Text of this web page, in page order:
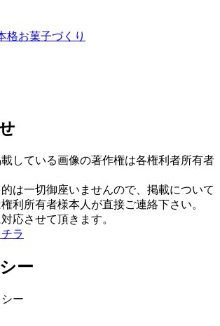
格お菓子づくり
している画像の著作権は各権利者所有者
は一切御座いませんので、掲載について
利所有者様本人が直接ご連絡下さい。
応させて頂きます。
ラ
ー
ー